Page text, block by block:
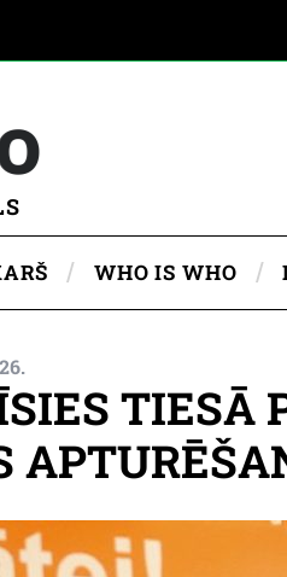
WHO IS WHO
TIESĀ